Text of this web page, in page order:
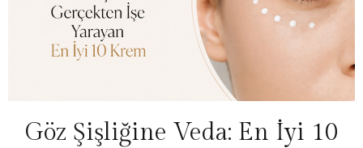
Göz Şişliğine Veda: En İyi 10